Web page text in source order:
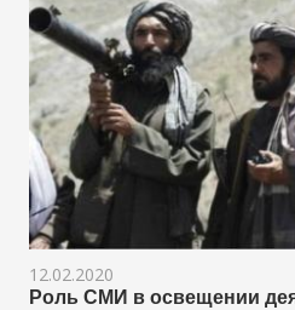
12.02.2020
Роль СМИ в освещении